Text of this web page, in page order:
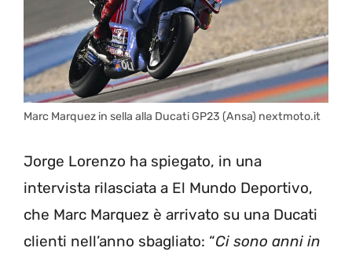
Marc Marquez in sella alla Ducati GP23 (Ansa) nextmoto.it
Jorge Lorenzo ha spiegato, in una
intervista rilasciata a El Mundo Deportivo,
che Marc Marquez è arrivato su una Ducati
clienti nell’anno sbagliato: “Ci sono anni in